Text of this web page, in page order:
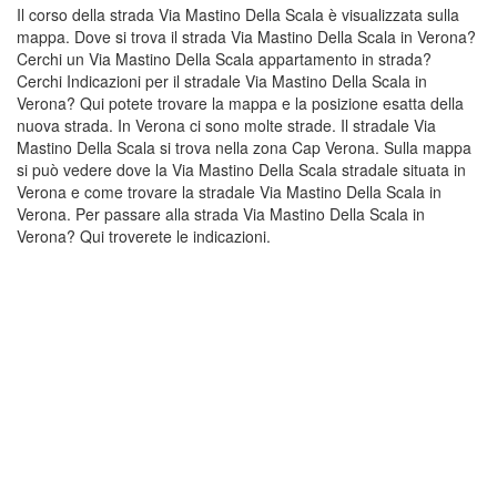
Il corso della strada Via Mastino Della Scala è visualizzata sulla
mappa. Dove si trova il strada Via Mastino Della Scala in Verona?
Cerchi un Via Mastino Della Scala appartamento in strada?
Cerchi Indicazioni per il stradale Via Mastino Della Scala in
Verona? Qui potete trovare la mappa e la posizione esatta della
nuova strada. In Verona ci sono molte strade. Il stradale Via
Mastino Della Scala si trova nella zona Cap Verona. Sulla mappa
si può vedere dove la Via Mastino Della Scala stradale situata in
Verona e come trovare la stradale Via Mastino Della Scala in
Verona. Per passare alla strada Via Mastino Della Scala in
Verona? Qui troverete le indicazioni.